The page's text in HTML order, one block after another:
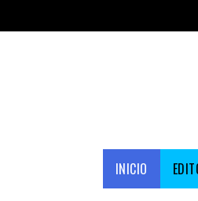
INICIO